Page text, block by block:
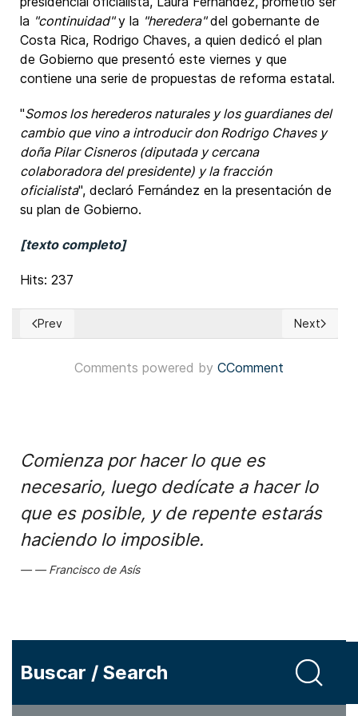
la "continuidad"y la "heredera"del gobernante de
Costa Rica, Rodrigo Chaves, a quien dedicó el plan
de Gobierno que presentó este viernes y que
contiene una serie de propuestas de reforma estatal.
"Somos los herederos naturales y los guardianes del
cambio que vino a introducir don Rodrigo Chaves y
doña Pilar Cisneros (diputada y cercana
colaboradora del presidente) y la fracción
oficialista", declaró Fernández en la presentación de
su plan de Gobierno.
[texto completo]
Hits: 237
Previous article: México: Partido Acción Nacional anunció
Prev Next
Next
Comments powered by CComment
Comienza por hacer lo que es
necesario, luego dedícate a hacer lo
que es posible, y de repente estarás
haciendo lo imposible.
Francisco de Asís
Buscar / Search